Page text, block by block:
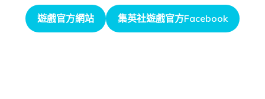
遊戲官方網站 集英社遊戲官方Facebook